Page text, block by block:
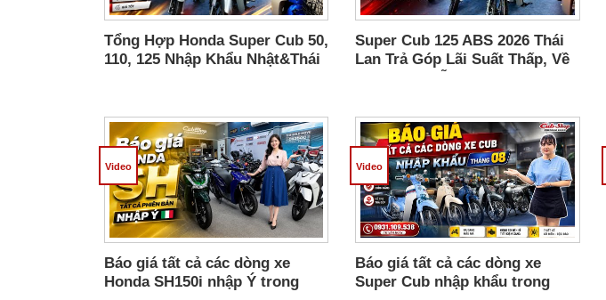
Tổng Hợp Honda Super Cub 50,
110, 125 Nhập Khẩu Nhật&Thái
Super Cub 125 ABS 2026 Thái
Lan Trả Góp Lãi Suất Thấp, Về
Báo giá tất cả các dòng xe
Honda SH150i nhập Ý trong
Video
Báo giá tất cả các dòng xe
Super Cub nhập khẩu trong
Video